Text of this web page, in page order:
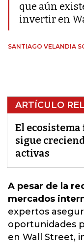
que aún
invertir en
SANTIAGO VELANDIA
ARTÍCULO
El
sigue
activas
A pesar de la
mercados
expertos
oportunidades
en Wall Street,